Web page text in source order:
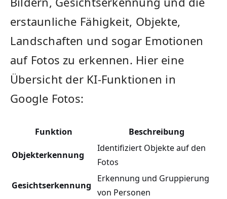
erstaunliche ⁣Fähigkeit, Objekte,
Landschaften⁢ und sogar ‌Emotionen
auf Fotos zu‌ erkennen.​ Hier eine
Übersicht der KI-Funktionen ⁢in
⁣Google Fotos:
Funktion Beschreibung
Objekterkennung
Identifiziert⁤ Objekte⁢ auf den
Fotos
Gesichtserkennung
Erkennung und Gruppierung
von Personen